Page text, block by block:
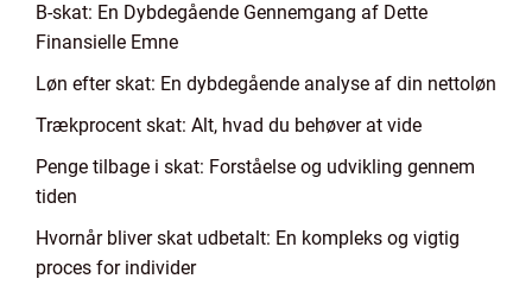
B-skat: En Dybdegående Gennemgang af Dette
Finansielle Emne
Løn efter skat: En dybdegående analyse af din nettoløn
Trækprocent skat: Alt, hvad du behøver at vide
Penge tilbage i skat: Forståelse og udvikling gennem
tiden
Hvornår bliver skat udbetalt: En kompleks og vigtig
proces for individer